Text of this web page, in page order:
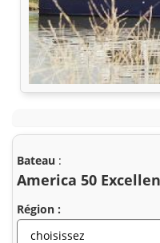
Bateau :
America 50
Région :